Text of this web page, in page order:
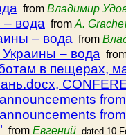
from Владимир
вода from A.
– вода from
– вода
в пещерах,
from Евгений dated 10